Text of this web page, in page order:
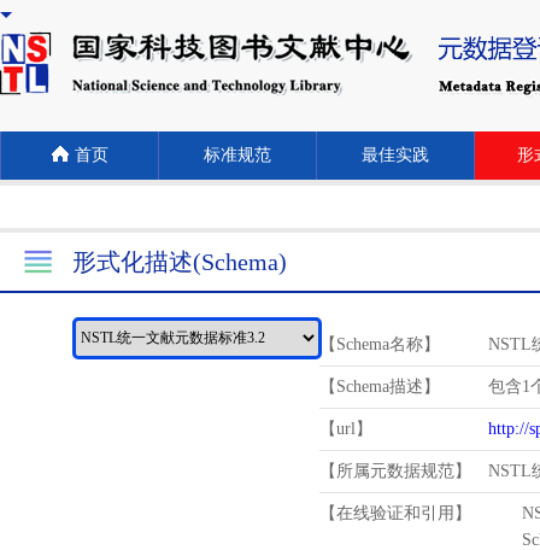
首页 标准规范 最佳实践 形
形式化描述(Schema)
【Schema名称】 NSTL
【Schema描述】 包含1
【url】 http://
【所属元数据规范】 NSTL
【在线验证和引用】